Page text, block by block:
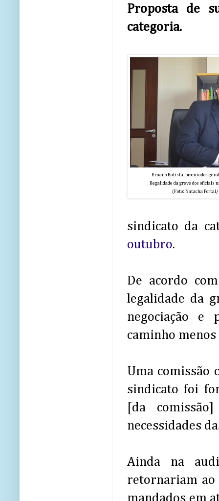
Proposta de
categoria.
Ernano Batista, procurador-geral
ilegalidade da greve dos oficiais
(Foto: Natacha Portal/
sindicato da
outubro.
De acordo
legalidade da
negociação e
caminho
Uma comissão
sindicato foi
[da
necessidades
Ainda na
retornariam ao